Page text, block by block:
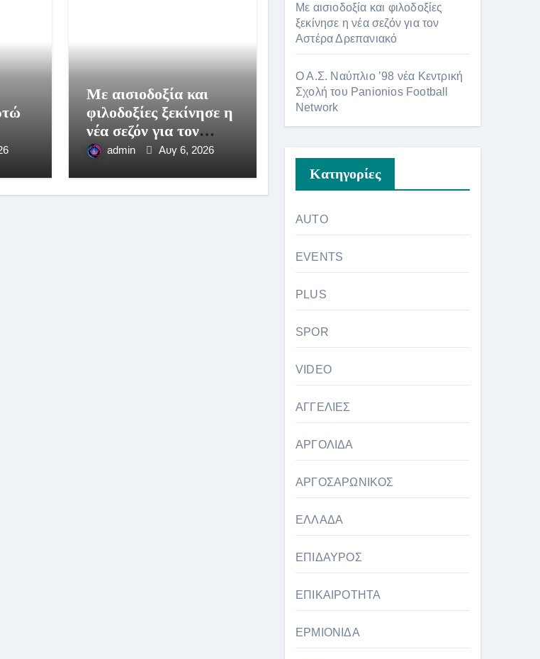
Με αισιοδοξία και
φιλοδοξίες ξεκίνησε η
νέα σεζόν για τον
Αστέρα Δρεπανιακό
admin Αυγ 6, 2026
Με αισιοδοξία και φιλοδοξίες
ξεκίνησε η νέα σεζόν για τον
Αστέρα Δρεπανιακό
Ο Α.Σ. Ναύπλιο ’98 νέα Κεντρική
Σχολή του Panionios Football
Network
Kατηγορίες
AUTO
EVENTS
PLUS
SPOR
VIDEO
ΑΓΓΕΛΙΕΣ
ΑΡΓΟΛΙΔΑ
ΑΡΓΟΣΑΡΩΝΙΚΟΣ
ΕΛΛΑΔΑ
ΕΠΙΔΑΥΡΟΣ
ΕΠΙΚΑΙΡΟΤΗΤΑ
ΕΡΜΙΟΝΙΔΑ